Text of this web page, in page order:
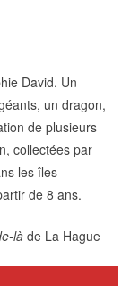
David. Un
un dragon,
de plusieurs
collectées par
les îles
de 8 ans.
làde La Hague